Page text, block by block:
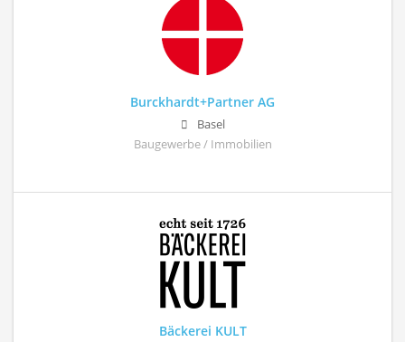
Burckhardt+Partner AG
Basel
Baugewerbe / Immobilien
Bäckerei KULT